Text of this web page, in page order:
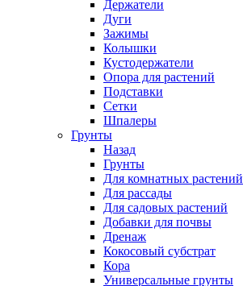
Держатели
Дуги
Зажимы
Колышки
Кустодержатели
Опора для растений
Подставки
Сетки
Шпалеры
Грунты
Назад
Грунты
Для комнатных растений
Для рассады
Для садовых растений
Добавки для почвы
Дренаж
Кокосовый субстрат
Кора
Универсальные грунты